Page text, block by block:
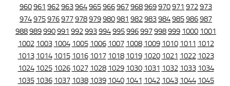
960961 962963964965966967968969970971 972973
974975976977978979980981 982983984985986987
988989990991 992993994995996997998999 1000 1001
1002 1003 1004 1005 1006 1007 1008 1009 1010 1011 1012
1013 1014 1015 1016 1017 1018 1019 1020 1021 1022 1023
1024 1025 1026 1027 1028 1029 1030 1031 1032 1033 1034
1035 1036 1037 1038 1039 1040 1041 1042 1043 1044 1045